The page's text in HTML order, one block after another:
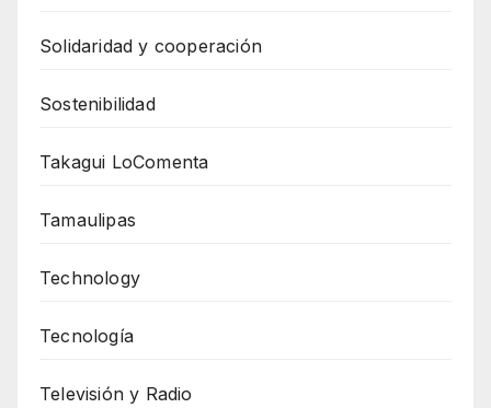
Solidaridad y cooperación
Sostenibilidad
Takagui LoComenta
Tamaulipas
Technology
Tecnología
Televisión y Radio